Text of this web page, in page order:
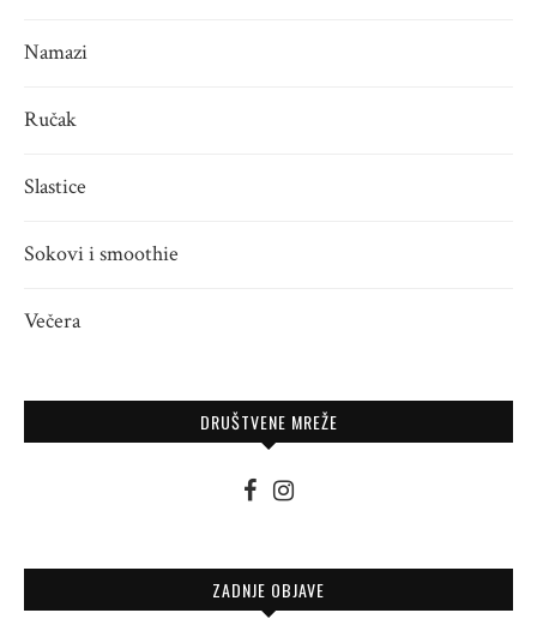
Namazi
Ručak
Slastice
Sokovi i smoothie
Večera
DRUŠTVENE MREŽE
ZADNJE OBJAVE